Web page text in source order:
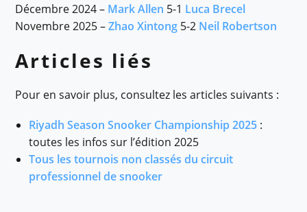
Décembre 2024 – Mark Allen 5-1 Luca Brecel
Novembre 2025 –Zhao Xintong 5-2 Neil Robertson
Articles liés
Pour en savoir plus, consultez les articles suivants :
Riyadh Season Snooker Championship 2025 :
toutes les infos sur l’édition 2025
Tous les tournois non classés du circuit
professionnel de snooker